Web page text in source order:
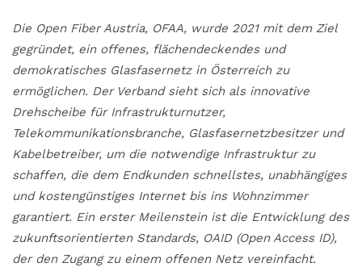
Die Open Fiber Austria, OFAA, wurde 2021 mit dem Ziel
gegründet, ein offenes, flächendeckendes und
demokratisches Glasfasernetz in Österreich zu
ermöglichen. Der Verband sieht sich als innovative
Drehscheibe für Infrastrukturnutzer,
Telekommunikationsbranche, Glasfasernetzbesitzer und
Kabelbetreiber, um die notwendige Infrastruktur zu
schaffen, die dem Endkunden schnellstes, unabhängiges
und kostengünstiges Internet bis ins Wohnzimmer
garantiert. Ein erster Meilenstein ist die Entwicklung des
zukunftsorientierten Standards, OAID (Open Access ID),
der den Zugang zu einem offenen Netz vereinfacht.